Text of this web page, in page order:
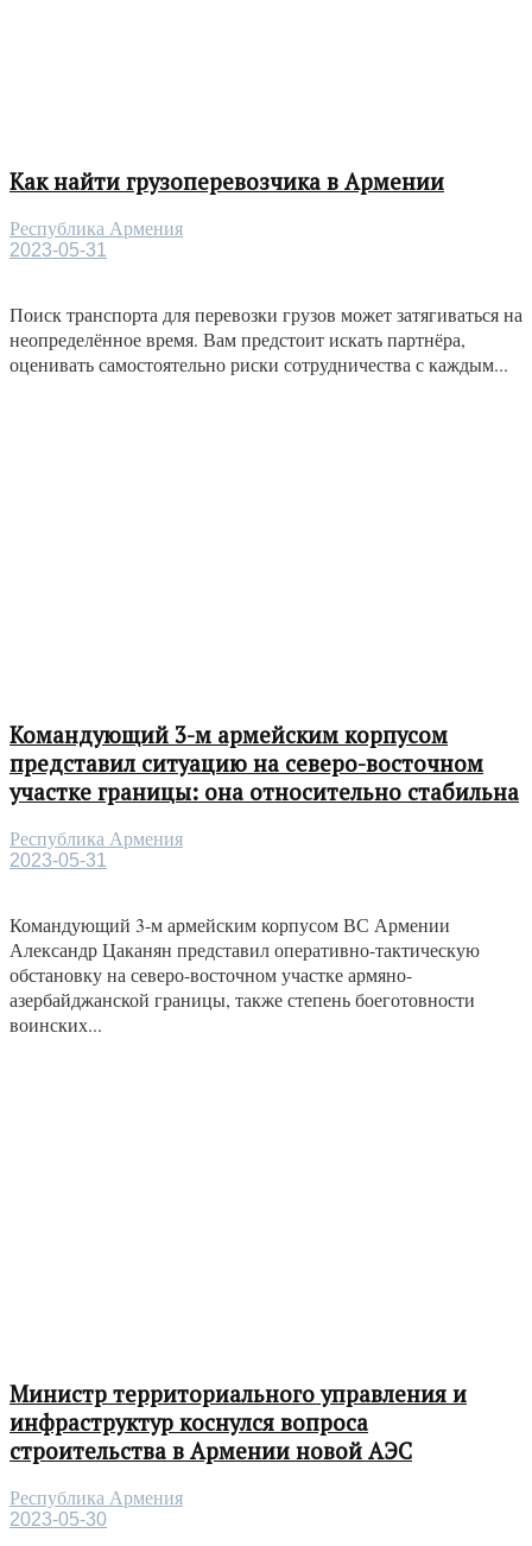
Как найти грузоперевозчика в Армении
Республика Армения
2023-05-31
Поиск транспорта для перевозки грузов может затягиваться на
неопределённое время. Вам предстоит искать партнёра,
оценивать самостоятельно риски сотрудничества с каждым...
Командующий 3-м армейским корпусом
представил ситуацию на северо-восточном
участке границы: она относительно стабильна
Республика Армения
2023-05-31
Командующий 3-м армейским корпусом ВС Армении
Александр Цаканян представил оперативно-тактическую
обстановку на северо-восточном участке армяно-
азербайджанской границы, также степень боеготовности
воинских...
Министр территориального управления и
инфраструктур коснулся вопроса
строительства в Армении новой АЭС
Республика Армения
2023-05-30